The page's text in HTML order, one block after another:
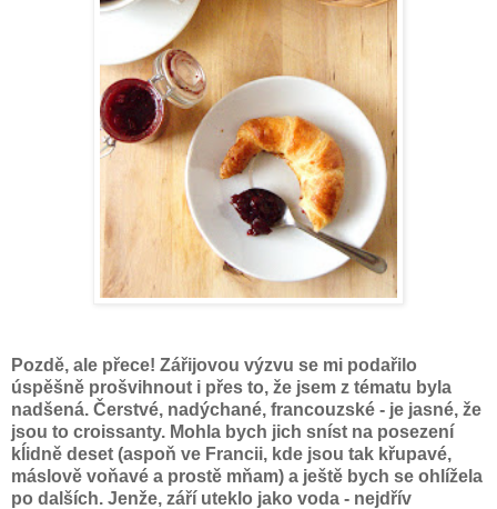
Pozdě, ale přece! Zářijovou výzvu se mi podařilo
úspěšně prošvihnout i přes to, že jsem z tématu byla
nadšená. Čerstvé, nadýchané, francouzské - je jasné, že
jsou to croissanty. Mohla bych jich sníst na posezení
kĺidně deset (aspoň ve Francii, kde jsou tak křupavé,
máslově voňavé a prostě mňam) a ještě bych se ohlížela
po dalších. Jenže, září uteklo jako voda - nejdřív